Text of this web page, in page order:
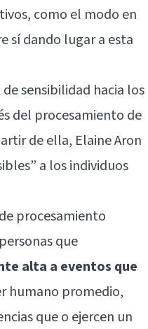
como el modo en
sí dando lugar a esta
sensibilidad hacia los
del procesamiento de
de ella, Elaine Aron
a los individuos
procesamiento
que
alta a eventos que
humano promedio,
que o ejercen un